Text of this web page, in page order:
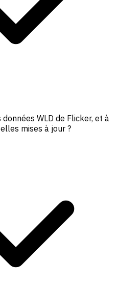
WLD de Flicker, et à
mises à jour ?